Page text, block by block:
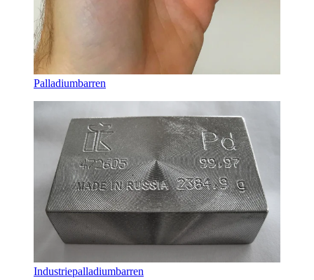
Palladiumbarren
Industriepalladiumbarren